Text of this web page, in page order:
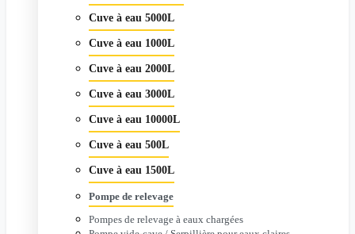
Cuve à eau 5000L
Cuve à eau 1000L
Cuve à eau 2000L
Cuve à eau 3000L
Cuve à eau 10000L
Cuve à eau 500L
Cuve à eau 1500L
Pompe de relevage
Pompes de relevage à eaux chargées